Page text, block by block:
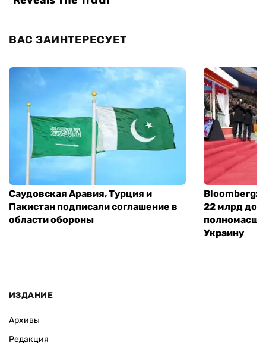
ВАС ЗАИНТЕРЕСУЕТ
Саудовская Аравия, Турция и
Пакистан подписали соглашение в
области обороны
Bloomberg:
22 млрд
Украину
ИЗДАНИЕ
Архивы
Редакция